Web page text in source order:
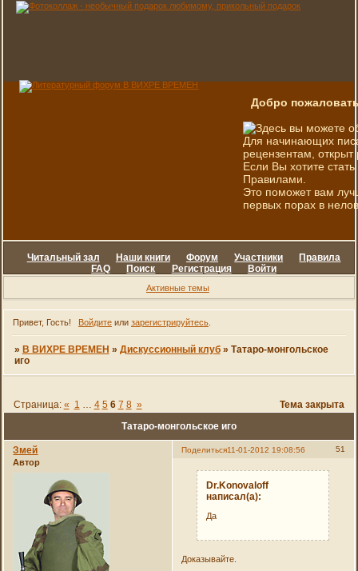
Добро
Здесь вы можете
Для начинающих
рецензентам, открыт
Если Вы хотите
Правилами.
Это поможет вам
первых порах в
Читальный зал Наши книги Форум Участники
Правила
FAQ
Поиск Регистрация Войти
Активные темы
Привет, Гость! Войдитеили зарегистрируйтесь.
» В ВИХРЕ ВРЕМЕН » Дискуссионный клуб » Татаро-монгольское
иго
Татаро-монгольское иго
Страница: « 1 … 4 5 6 7 8 » Тема закрыта
Поделиться 51
11-01-2012 19:08:56
Змей
Автор
Dr.Konovaloff
написал(а):
Да
Доказывайте.